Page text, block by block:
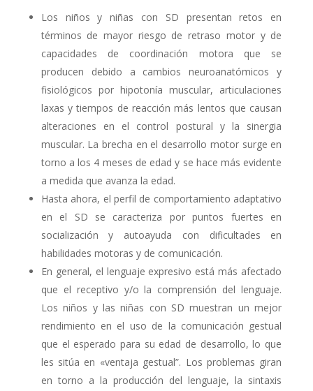
Los niños y niñas con SD presentan retos en
términos de mayor riesgo de retraso motor y de
capacidades de coordinación motora que se
producen debido a cambios neuroanatómicos y
fisiológicos por hipotonía muscular, articulaciones
laxas y tiempos de reacción más lentos que causan
alteraciones en el control postural y la sinergia
muscular. La brecha en el desarrollo motor surge en
torno a los 4 meses de edad y se hace más evidente
a medida que avanza la edad.
Hasta ahora, el perfil de comportamiento adaptativo
en el SD se caracteriza por puntos fuertes en
socialización y autoayuda con dificultades en
habilidades motoras y de comunicación.
En general, el lenguaje expresivo está más afectado
que el receptivo y/o la comprensión del lenguaje.
Los niños y las niñas con SD muestran un mejor
rendimiento en el uso de la comunicación gestual
que el esperado para su edad de desarrollo, lo que
les sitúa en «ventaja gestual”. Los problemas giran
en torno a la producción del lenguaje, la sintaxis